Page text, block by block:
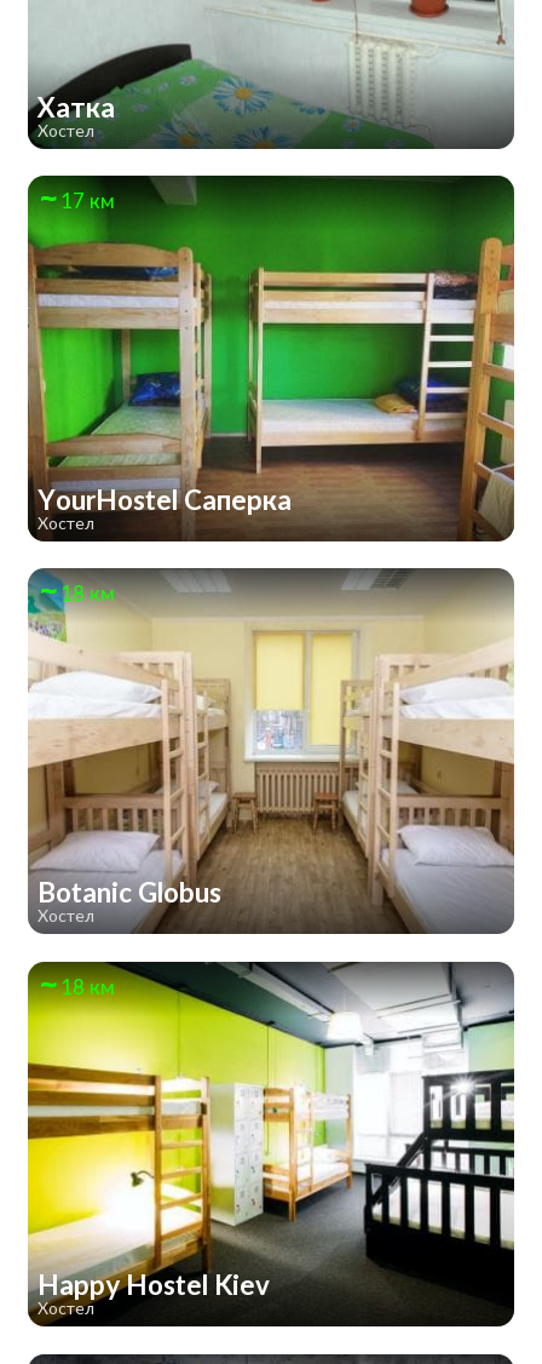
Хатка
Хостел
17 км
YourHostel Саперка
Хостел
18 км
Botanic Globus
Хостел
18 км
Happy Hostel Kiev
Хостел